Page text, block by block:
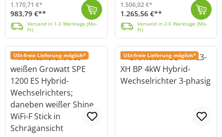
1.170,71 €*
983,79 €**
Versand in 1-3 Werktage (Mo-
Fr)
1.506,02 €*
1.265,56 €**
Versand in 2-5 Werktage (Mo-
Fr)
USt-freie Lieferung möglich* USt-freie Lieferung möglich*